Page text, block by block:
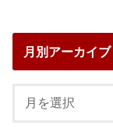
月別アーカイブ